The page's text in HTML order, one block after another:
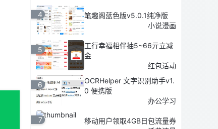
4
笔趣阁蓝色版v5.0.1纯净版
小说漫画
5
工行幸福相伴抽5~66亓立减
金
红包活动
6
OCRHelper 文字识别助手v1.
0 便携版
办公学习
7
移动用户领取4GB日包流量券